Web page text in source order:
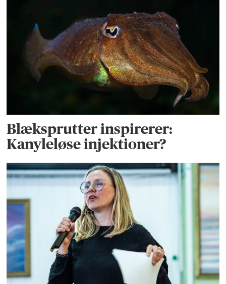
Blæksprutter inspirerer:
Kanyleløse injektioner?